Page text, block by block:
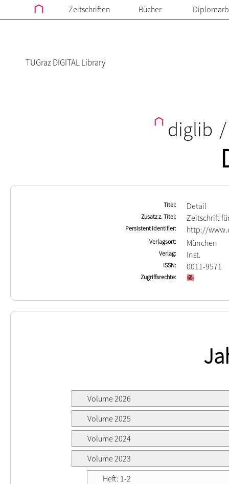
Zeitschriften Bücher
TUGraz DIGITAL Library
diglib /
Titel Detail
Zusatz z. Titel Zeitschrift
Persistent Identifier http://
Verlagsort München
Verlag Inst.
ISSN 0011-9571
Zugriffsrechte
Volume 2026
Volume 2025
Volume 2024
Volume 2023
Heft: 1-2